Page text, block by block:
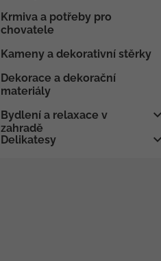
Krmiva a potřeby pro
chovatele
Kameny a dekorativní stěrky
Dekorace a dekorační
materiály
Bydlení a relaxace v
zahradě
Delikatesy